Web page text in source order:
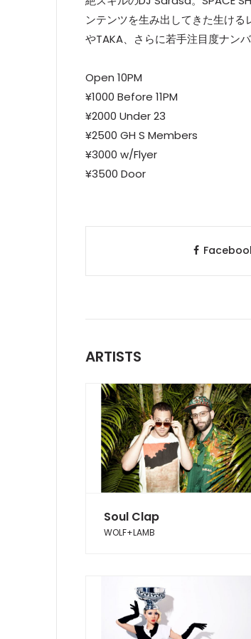
ンテンツを生み出してきた生け
やTAKA、さらに若手注目度ナン
Open 10PM
¥1000 Before 11PM
¥2000 Under 23
¥2500 GH S Members
¥3000 w/Flyer
¥3500 Door
ARTISTS
Soul Clap
WOLF+LAMB